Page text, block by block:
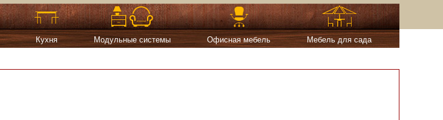
Кухня Модульные системы Офисная мебель Мебель для сада